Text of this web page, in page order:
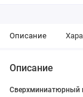
Описание
Описание
Сверхминиатюрный